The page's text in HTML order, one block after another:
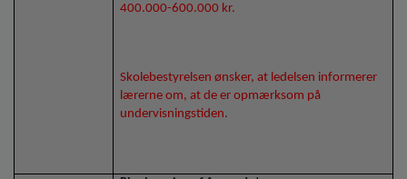
400.000-600.000 kr.
Skolebestyrelsen ønsker, at ledelsen informerer
lærerne om, at de er opmærksom på
undervisningstiden.